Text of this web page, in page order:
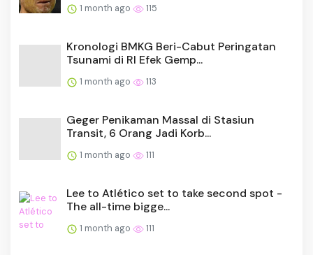
1 month ago 115
Kronologi BMKG Beri-Cabut Peringatan
Tsunami di RI Efek Gemp...
1 month ago 113
Geger Penikaman Massal di Stasiun
Transit, 6 Orang Jadi Korb...
1 month ago 111
Lee to Atlético set to take second spot -
The all-time bigge...
1 month ago 111